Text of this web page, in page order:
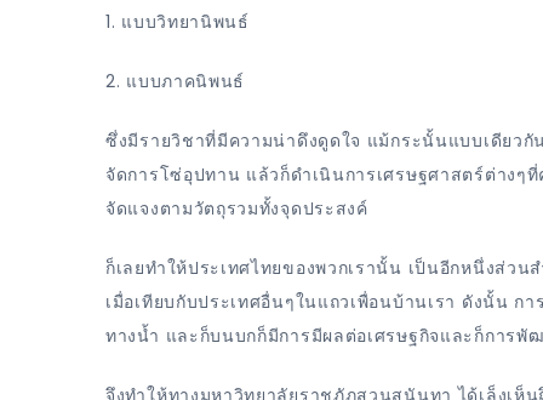
1. แบบวิทยานิพนธ์
2. แบบภาคนิพนธ์
ซึ่งมีรายวิชาที่มีความน่าดึงดูดใจ แม้กระนั้นแบบเดียว
จัดการโซ่อุปทาน แล้วก็ดำเนินการเศรษฐศาสตร์ต่าง
จัดแจงตามวัตถุรวมทั้งจุดประสงค์
ก็เลยทำให้ประเทศไทยของพวกเรานั้น เป็นอีกหนึ่งส่ว
เมื่อเทียบกับประเทศอื่นๆในแถวเพื่อนบ้านเรา ดังนั้น ก
ทางน้ำ และก็บนบกก็มีการมีผลต่อเศรษฐกิจและก็การพั
จึงทำให้ทางมหาวิทยาลัยราชภัฏสวนสุนันทา ได้เล็งเห็